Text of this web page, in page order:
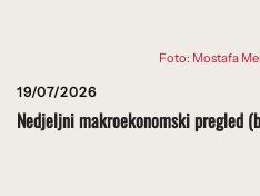
Foto: Mostafa
19/07/2026
Nedjeljni makroekonomski pregled